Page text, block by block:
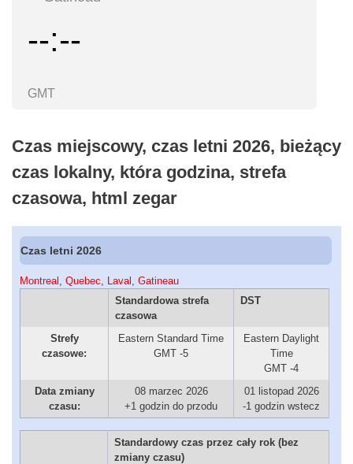
--:--
GMT
Czas miejscowy, czas letni 2026, bieżący
czas lokalny, która godzina, strefa
czasowa, html zegar
Czas letni 2026
Montreal Quebec Laval Gatineau
Standardowa strefa
czasowa
DST
Strefy
czasowe:
Eastern Standard Time
GMT -5
Eastern Daylight
Time
GMT -4
Data zmiany
czasu:
08 marzec 2026
+1 godzin do przodu
01 listopad 2026
-1 godzin wstecz
Standardowy czas przez cały rok (bez
zmiany czasu)